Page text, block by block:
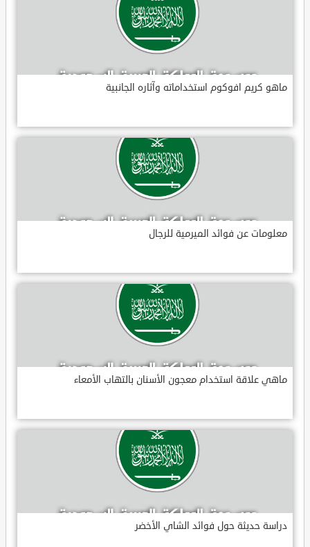
ماهو كريم افوكوم استخداماته وآثاره الجانبية
معلومات عن فوائد الميرمية للرجال
ماهي علاقة استخدام معجون الأسنان بالتهاب الأمعاء
دراسة حديثة حول فوائد الشاي الأخضر